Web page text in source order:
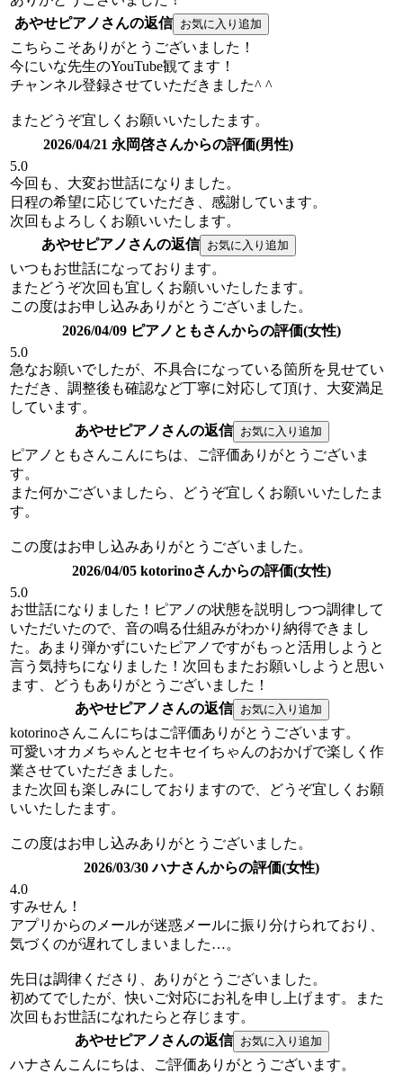
あやせピアノさんの返信
こちらこそありがとうございました！
今にいな先生のYouTube観てます！
チャンネル登録させていただきました^ ^
またどうぞ宜しくお願いいたしたます。
2026/04/21 永岡啓さんからの評価(男性)
5.0
今回も、大変お世話になりました。
日程の希望に応じていただき、感謝しています。
次回もよろしくお願いいたします。
あやせピアノさんの返信
いつもお世話になっております。
またどうぞ次回も宜しくお願いいたしたます。
この度はお申し込みありがとうございました。
2026/04/09 ピアノともさんからの評価(女性)
5.0
急なお願いでしたが、不具合になっている箇所を見せてい
ただき、調整後も確認など丁寧に対応して頂け、大変満足
しています。
あやせピアノさんの返信
ピアノともさんこんにちは、ご評価ありがとうございま
す。
また何かございましたら、どうぞ宜しくお願いいたしたま
す。
この度はお申し込みありがとうございました。
2026/04/05 kotorinoさんからの評価(女性)
5.0
お世話になりました！ピアノの状態を説明しつつ調律して
いただいたので、音の鳴る仕組みがわかり納得できまし
た。あまり弾かずにいたピアノですがもっと活用しようと
言う気持ちになりました！次回もまたお願いしようと思い
ます、どうもありがとうございました！
あやせピアノさんの返信
kotorinoさんこんにちはご評価ありがとうございます。
可愛いオカメちゃんとセキセイちゃんのおかげで楽しく作
業させていただきました。
また次回も楽しみにしておりますので、どうぞ宜しくお願
いいたしたます。
この度はお申し込みありがとうございました。
2026/03/30 ハナさんからの評価(女性)
4.0
すみせん！
アプリからのメールが迷惑メールに振り分けられており、
気づくのが遅れてしまいました…。
先日は調律くださり、ありがとうございました。
初めてでしたが、快いご対応にお礼を申し上げます。また
次回もお世話になれたらと存じます。
あやせピアノさんの返信
ハナさんこんにちは、ご評価ありがとうございます。